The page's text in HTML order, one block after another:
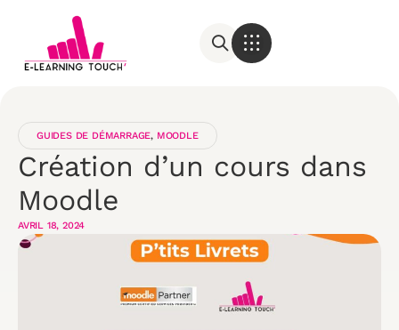
GUIDES DE DÉMARRAGE, MOODLE
Création d’un cours dans
Moodle
AVRIL 18, 2024